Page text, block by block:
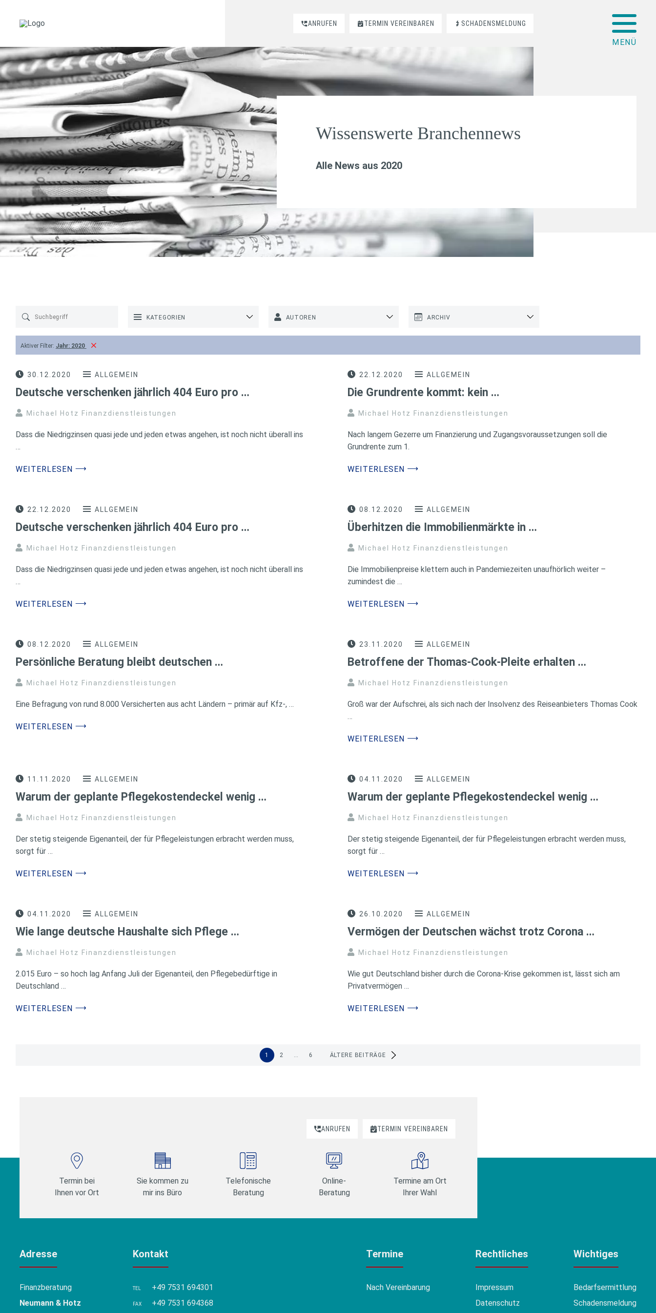
ANRUFEN TERMIN VEREINBAREN SCHADENSMELDUNG
Wissenswerte Branchennews
Alle News aus 2020
KATEGORIEN AUTOREN ARCHIV
Aktiver Filter: Jahr: 2020
30.12.2020 ALLGEMEIN
Deutsche verschenken jährlich 404 Euro pro …
Michael Hotz Finanzdienstleistungen
Dass die Niedrigzinsen quasi jede und jeden etwas angehen, ist noch nicht überall ins
…
WEITERLESEN ⟶
22.12.2020 ALLGEMEIN
Die Grundrente kommt: kein …
Michael Hotz Finanzdienstleistungen
Nach langem Gezerre um Finanzierung und Zugangsvoraussetzungen soll die
Grundrente zum 1.
WEITERLESEN ⟶
22.12.2020 ALLGEMEIN
Deutsche verschenken jährlich 404 Euro pro …
Michael Hotz Finanzdienstleistungen
Dass die Niedrigzinsen quasi jede und jeden etwas angehen, ist noch nicht überall ins
…
WEITERLESEN ⟶
08.12.2020 ALLGEMEIN
Überhitzen die Immobilienmärkte in …
Michael Hotz Finanzdienstleistungen
Die Immobilienpreise klettern auch in Pandemiezeiten unaufhörlich weiter –
zumindest die …
WEITERLESEN ⟶
08.12.2020 ALLGEMEIN
Persönliche Beratung bleibt deutschen …
Michael Hotz Finanzdienstleistungen
Eine Befragung von rund 8.000 Versicherten aus acht Ländern – primär auf Kfz-, …
WEITERLESEN ⟶
23.11.2020 ALLGEMEIN
Betroffene der Thomas-Cook-Pleite erhalten …
Michael Hotz Finanzdienstleistungen
Groß war der Aufschrei, als sich nach der Insolvenz des Reiseanbieters Thomas Cook
…
WEITERLESEN ⟶
11.11.2020 ALLGEMEIN
Warum der geplante Pflegekostendeckel wenig …
Michael Hotz Finanzdienstleistungen
Der stetig steigende Eigenanteil, der für Pflegeleistungen erbracht werden muss,
sorgt für …
WEITERLESEN ⟶
04.11.2020 ALLGEMEIN
Warum der geplante Pflegekostendeckel wenig …
Michael Hotz Finanzdienstleistungen
Der stetig steigende Eigenanteil, der für Pflegeleistungen erbracht werden muss,
sorgt für …
WEITERLESEN ⟶
04.11.2020 ALLGEMEIN
Wie lange deutsche Haushalte sich Pflege …
Michael Hotz Finanzdienstleistungen
2.015 Euro – so hoch lag Anfang Juli der Eigenanteil, den Pflegebedürftige in
Deutschland …
WEITERLESEN ⟶
26.10.2020 ALLGEMEIN
Vermögen der Deutschen wächst trotz Corona …
Michael Hotz Finanzdienstleistungen
Wie gut Deutschland bisher durch die Corona-Krise gekommen ist, lässt sich am
Privatvermögen …
WEITERLESEN ⟶
1 2 … 6 ÄLTERE BEITRÄGE
ANRUFEN TERMIN VEREINBAREN
Termin bei
Ihnen vor Ort
Sie kommen zu
mir ins Büro
Telefonische
Beratung
Online-
Beratung
Termine am Ort
Ihrer Wahl
Adresse
Finanzberatung
Neumann & Hotz
Kontakt
TEL +49 7531 694301
FAX +49 7531 694368
Termine
Nach Vereinbarung
Rechtliches
Impressum
Datenschutz
Wichtiges
Bedarfsermittlung
Schadensmeldung